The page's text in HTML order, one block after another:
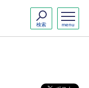
menu
検索